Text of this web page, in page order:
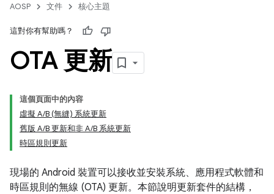
AOSP 文件 核心主題
這對你有幫助嗎？
OTA 更新
這個頁面中的內容
虛擬 A/B (無縫) 系統更新
舊版 A/B 更新和非 A/B 系統更新
時區規則更新
現場的 Android 裝置可以接收並安裝系統、應用程式軟體和
時區規則的無線 (OTA) 更新。本節說明更新套件的結構，